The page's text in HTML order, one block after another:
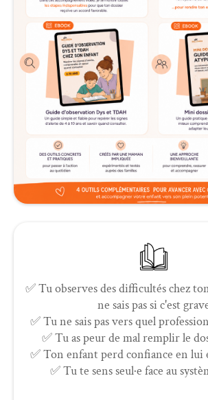
✅ Tu observes des difficultés chez
ne sais pas si c'est
✅ Tu ne sais pas vers quel
✅ Tu as peur de mal remplir le
✅ Ton enfant perd confiance en lui
✅ Tu te sens seul·e face au